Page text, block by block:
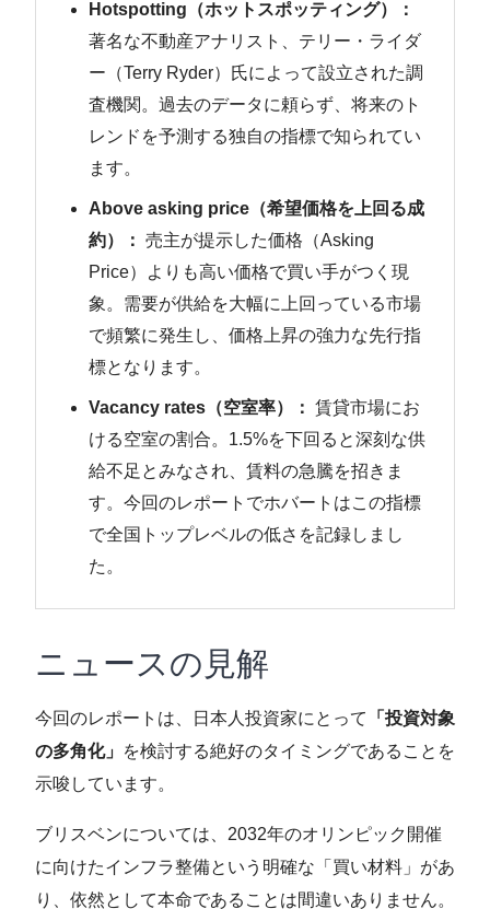
Hotspotting（ホットスポッティング）：
著名な不動産アナリスト、テリー・ライダ
ー（Terry Ryder）氏によって設立された調
査機関。過去のデータに頼らず、将来のト
レンドを予測する独自の指標で知られてい
ます。
Above asking price（希望価格を上回る成
約）： 売主が提示した価格（Asking
Price）よりも高い価格で買い手がつく現
象。需要が供給を大幅に上回っている市場
で頻繁に発生し、価格上昇の強力な先行指
標となります。
Vacancy rates（空室率）： 賃貸市場にお
ける空室の割合。1.5%を下回ると深刻な供
給不足とみなされ、賃料の急騰を招きま
す。今回のレポートでホバートはこの指標
で全国トップレベルの低さを記録しまし
た。
ニュースの見解
今回のレポートは、日本人投資家にとって
「投資対象
の多角化」 を検討する絶好のタイミングであることを
示唆しています。
ブリスベンについては、2032年のオリンピック開催
に向けたインフラ整備という明確な「買い材料」があ
り、依然として本命であることは間違いありません。